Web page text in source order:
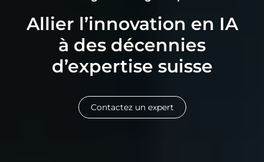
Allier l’innovation en IA
à des décennies
d’expertise suisse
Contactez un expert